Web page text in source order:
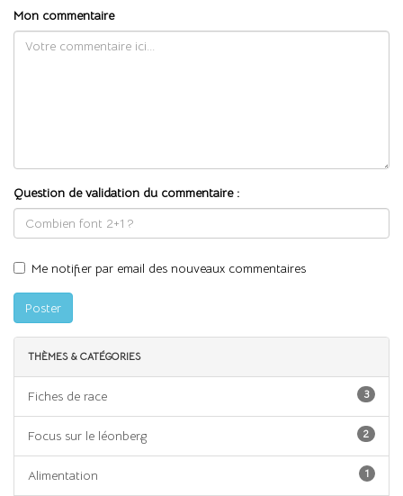
Mon commentaire
Question de validation du commentaire :
Me notifier par email des nouveaux commentaires
Poster
THÈMES & CATÉGORIES
Fiches de race 3
Focus sur le léonberg 2
Alimentation 1